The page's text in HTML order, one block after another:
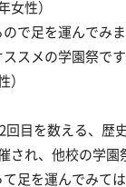
女性）
ので足を運んでみ
スメの学園祭で
）
回目を数える、歴
され、他校の学
足を運んでみて